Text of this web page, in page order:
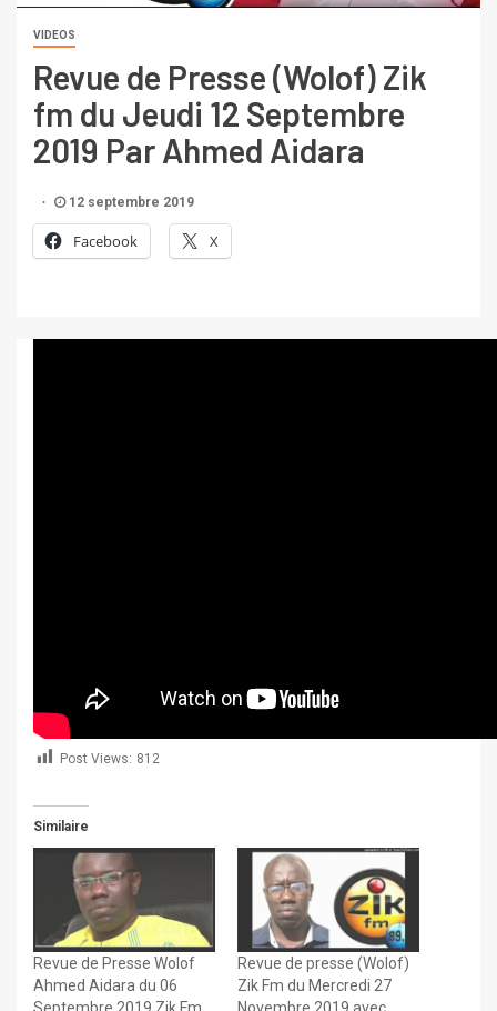
VIDEOS
Revue de Presse (Wolof) Zik
fm du Jeudi 12 Septembre
2019 Par Ahmed Aidara
12 septembre 2019
Facebook X
Post Views: 812
Similaire
Revue de Presse Wolof
Ahmed Aidara du 06
Revue de presse (Wolof)
Zik Fm du Mercredi 27